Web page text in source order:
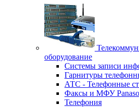
оборудование
Системы записи
Гарнитуры
АТС - Телефонные
Факсы и МФУ
Телефония